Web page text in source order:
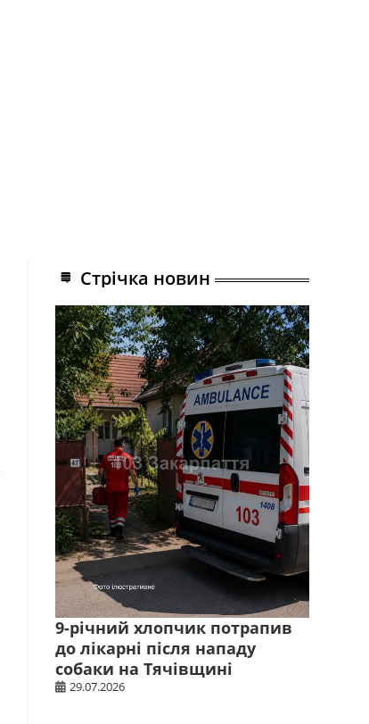
Стрічка новин
9-річний хлопчик потрапив
до лікарні після нападу
собаки на Тячівщині
29.07.2026